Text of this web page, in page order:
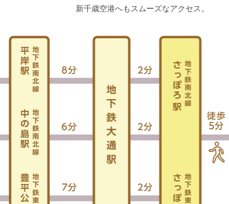
新千歳空港へもスムーズなアクセス。